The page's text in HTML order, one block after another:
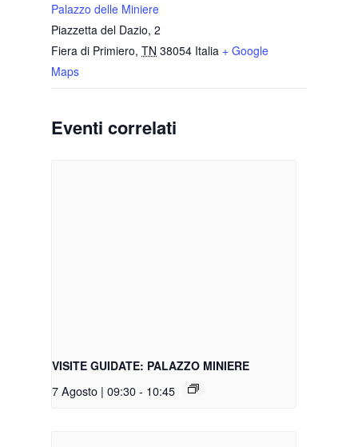
Palazzo delle Miniere
Piazzetta del Dazio, 2
Fiera di Primiero, TN 38054 Italia + Google
Maps
Eventi correlati
VISITE GUIDATE: PALAZZO MINIERE
7 Agosto | 09:30- 10:45